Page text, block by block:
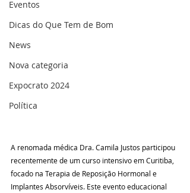
Eventos
Dicas do Que Tem de Bom
News
Nova categoria
Expocrato 2024
Política
A renomada médica Dra. Camila Justos participou
recentemente de um curso intensivo em Curitiba,
focado na Terapia de Reposição Hormonal e
Implantes Absorvíveis. Este evento educacional